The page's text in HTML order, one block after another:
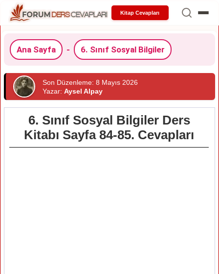
Kitap Cevapları
Ana Sayfa - 6. Sınıf Sosyal Bilgiler
Son Düzenleme: 8 Mayıs 2026
Yazar: Aysel Alpay
6. Sınıf Sosyal Bilgiler Ders
Kitabı Sayfa 84-85. Cevapları